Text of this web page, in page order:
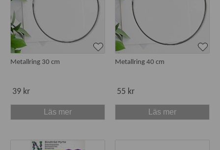
Metallring 30 cm
39 kr
Läs mer
Metallring 40 cm
55 kr
Läs mer